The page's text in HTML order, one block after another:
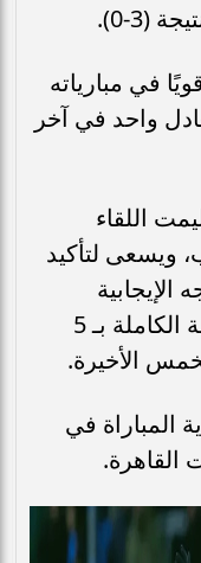
(3-0).
في مبارياته
وتعادل واحد في آخر
اللقاء
ويسعى لتأكيد
الإيجابية
مؤخراً؛ حيث حقق الفريق العلامة الكاملة بـ 5
الأخيرة.
المباراة في